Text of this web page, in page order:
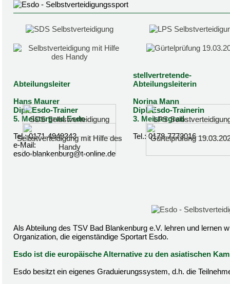
SDS Selbstverteidigung
SDS Selbstverteidigung LPS
LPS
Selbstverteidigung mit Hilfe des
Handy
Selbstverteidigung mit Hilfe des
Handy
Gürtelprüfung
Gürtelprüfung
Abteilungsleiter
Hans Maurer
Dipl. Esdo-Trainer
5. Meistergrad Esdo
Tel.: 0171-4949343
e-Mail:
esdo-blankenburg@t-online.de
stellvertretende-
Abteilungsleiterin
Norina Mann
Dipl. Esdo-Trainerin
3. Meistergrad
Tel.: 0178-7773016
Als Abteilung des TSV Bad Blankenburg e.V. lehren und lernen
Organization, die eigenständige Sportart Esdo.
Esdo ist die europäische Alternative zu den asiatischen
Esdo besitzt ein eigenes Graduierungssystem, d.h. die